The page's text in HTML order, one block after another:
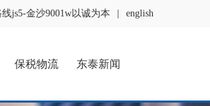
js5-金沙9001w以诚为本 english
保税物流 东泰新闻